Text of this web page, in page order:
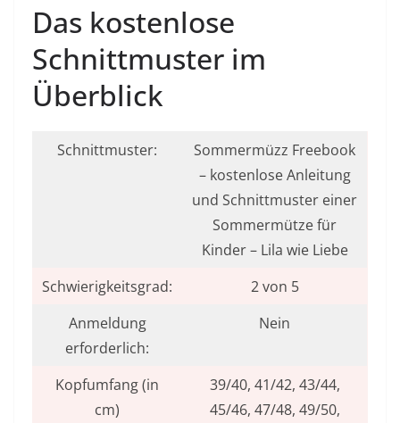
Das kostenlose
Schnittmuster im
Überblick
Schnittmuster:
Sommermüzz Freebook
– kostenlose Anleitung
und Schnittmuster einer
Sommermütze für
Kinder – Lila wie Liebe
Schwierigkeitsgrad:
2 von 5
Anmeldung
erforderlich:
Nein
Kopfumfang (in
cm)
39/40, 41/42, 43/44,
45/46, 47/48, 49/50,